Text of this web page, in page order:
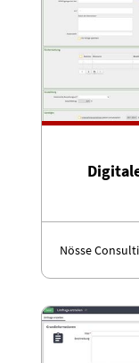
Nösse